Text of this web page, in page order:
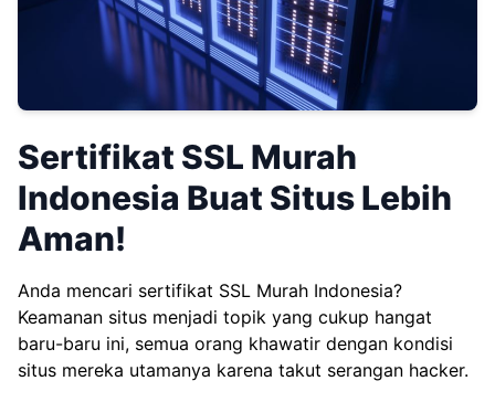
Sertifikat SSL Murah
Indonesia Buat Situs Lebih
Aman!
Anda mencari sertifikat SSL Murah Indonesia?
Keamanan situs menjadi topik yang cukup hangat
baru-baru ini, semua orang khawatir dengan kondisi
situs mereka utamanya karena takut serangan hacker.